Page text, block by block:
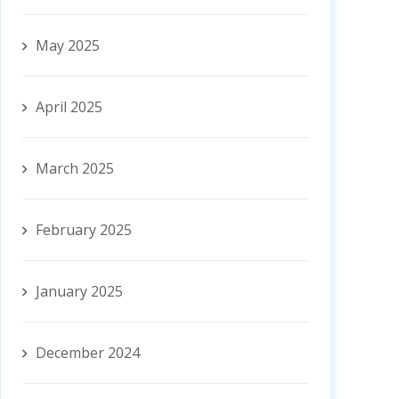
May 2025
April 2025
March 2025
February 2025
January 2025
December 2024